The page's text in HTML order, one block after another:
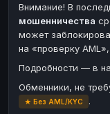
Ripple
Paxum
Perfect Money
Внимание! В
мошенничества
может
на «проверку
Подробности — в
Обменники, не
★ Без AML/KYC
.